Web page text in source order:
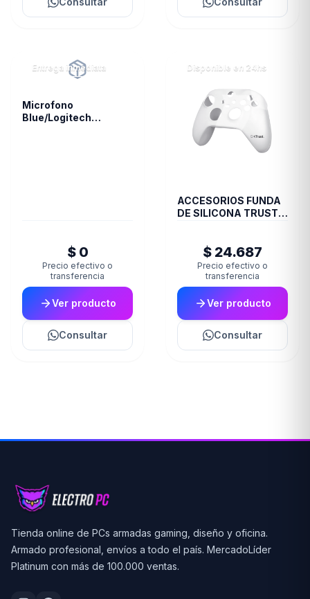
Entrega inmediata
Microfono
Blue/Logitech
$ 0
Precio efectivo o
transferencia
Ver producto
Consultar
Disponible en 24hs
ACCESORIOS FUNDA
DE SILICONA TRUST
$ 24.687
Precio efectivo o
transferencia
Ver producto
Consultar
Tienda online de PCs armadas gaming, diseño y oficina.
Armado profesional, envíos a todo el país. MercadoLíder
Platinum con más de 100.000 ventas.